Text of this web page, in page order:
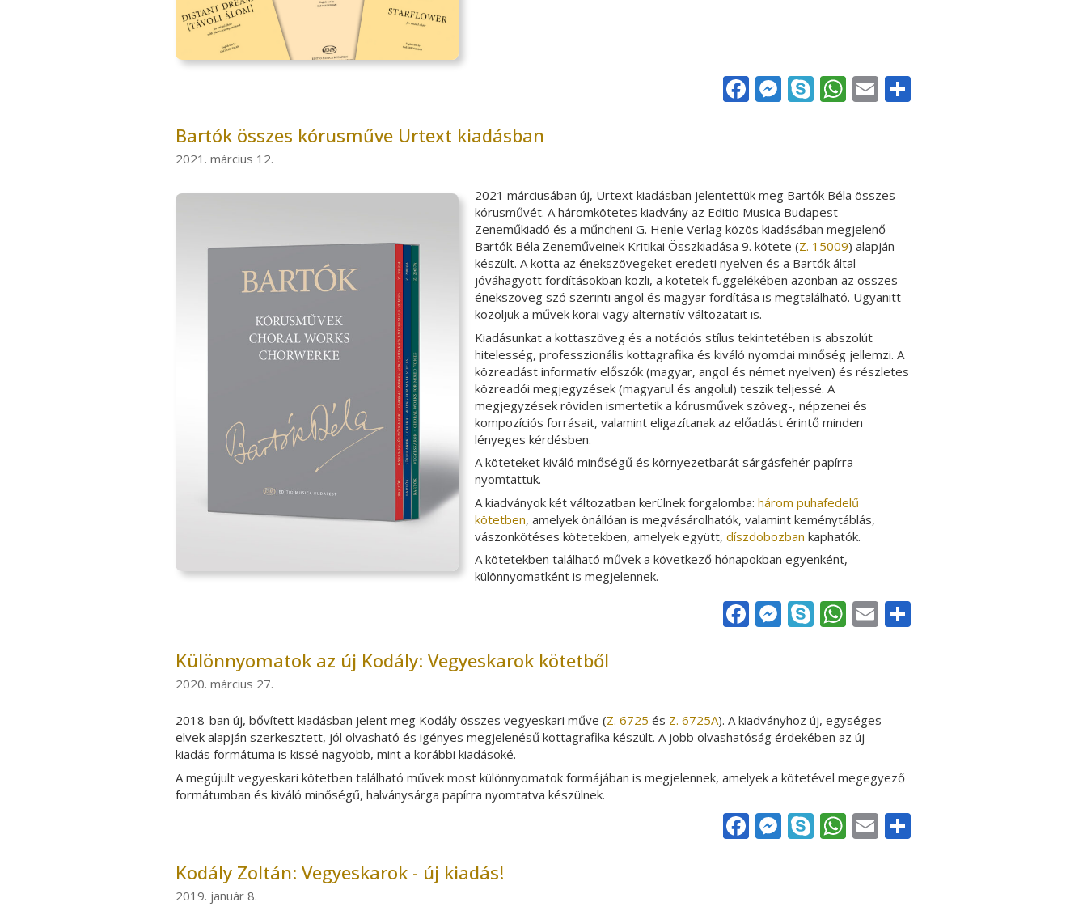
FacebookMessenger
Skype WhatsApp
Email
Bartók összes kórusműve Urtext kiadásban
2021. március 12.
2021 márciusában új, Urtext kiadásban jelentettük meg Bartók Béla összes
kórusművét. A háromkötetes kiadvány az Editio Musica Budapest
Zeneműkiadó és a műncheni G. Henle Verlag közös kiadásában megjelenő
Bartók Béla Zeneműveinek Kritikai Összkiadása 9. kötete (Z. 15009) alapján
készült. A kotta az énekszövegeket eredeti nyelven és a Bartók által
jóváhagyott fordításokban közli, a kötetek függelékében azonban az összes
énekszöveg szó szerinti angol és magyar fordítása is megtalálható. Ugyanitt
közöljük a művek korai vagy alternatív változatait is.
Kiadásunkat a kottaszöveg és a notációs stílus tekintetében is abszolút
hitelesség, professzionális kottagrafika és kiváló nyomdai minőség jellemzi. A
közreadást informatív előszók (magyar, angol és német nyelven) és részletes
közreadói megjegyzések (magyarul és angolul) teszik teljessé. A
megjegyzések röviden ismertetik a kórusművek szöveg-, népzenei és
kompozíciós forrásait, valamint eligazítanak az előadást érintő minden
lényeges kérdésben.
A köteteket kiváló minőségű és környezetbarát sárgásfehér papírra
nyomtattuk.
A kiadványok két változatban kerülnek forgalomba: három puhafedelű
kötetben, amelyek önállóan is megvásárolhatók, valamint keménytáblás,
vászonkötéses kötetekben, amelyek együtt, díszdobozban kaphatók.
A kötetekben található művek a következő hónapokban egyenként,
különnyomatként is megjelennek.
FacebookMessenger
Skype WhatsApp
Email
Különnyomatok az új Kodály: Vegyeskarok kötetből
2020. március 27.
2018-ban új, bővített kiadásban jelent meg Kodály összes vegyeskari műve (Z. 6725 és Z. 6725A). A kiadványhoz új, egységes
elvek alapján szerkesztett, jól olvasható és igényes megjelenésű kottagrafika készült. A jobb olvashatóság érdekében az új
kiadás formátuma is kissé nagyobb, mint a korábbi kiadásoké.
A megújult vegyeskari kötetben található művek most különnyomatok formájában is megjelennek, amelyek a kötetével megegyező
formátumban és kiváló minőségű, halványsárga papírra nyomtatva készülnek.
FacebookMessenger
Skype WhatsApp
Email
Kodály Zoltán: Vegyeskarok - új kiadás!
2019. január 8.